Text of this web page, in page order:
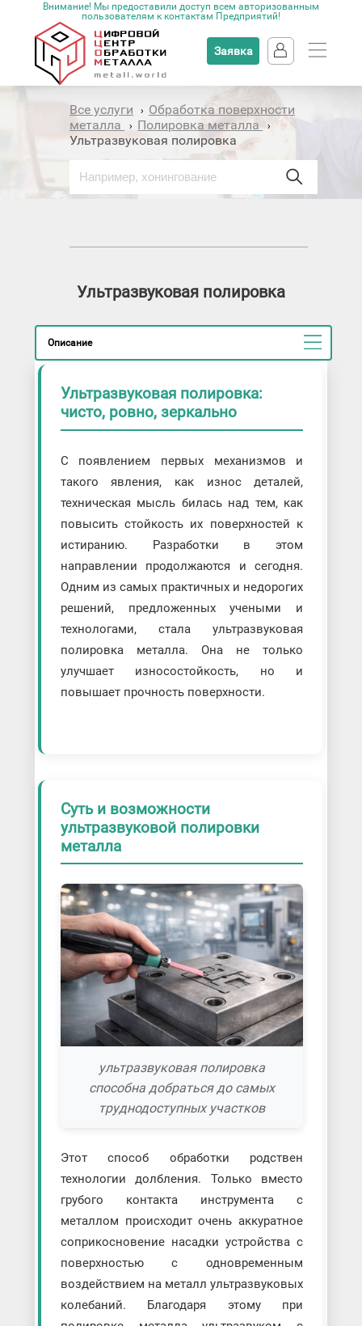
Внимание! Мы предоставили доступ всем авторизованным
пользователям к контактам Предприятий!
Заявка
Все услуги › Обработка поверхности
металла
› Полировка металла ›
Ультразвуковая полировка
Ультразвуковая полировка
Описание
Ультразвуковая полировка:
чисто, ровно, зеркально
С появлением первых механизмов и
такого явления, как износ деталей,
техническая мысль билась над тем, как
повысить стойкость их поверхностей к
истиранию. Разработки в этом
направлении продолжаются и сегодня.
Одним из самых практичных и недорогих
решений, предложенных учеными и
технологами, стала ультразвуковая
полировка металла. Она не только
улучшает износостойкость, но и
повышает прочность поверхности.
Суть и возможности
ультразвуковой полировки
металла
ультразвуковая полировка
способна добраться до самых
труднодоступных участков
Этот способ обработки родствен
технологии долбления. Только вместо
грубого контакта инструмента с
металлом происходит очень аккуратное
соприкосновение насадки устройства с
поверхностью с одновременным
воздействием на металл ультразвуковых
колебаний. Благодаря этому при